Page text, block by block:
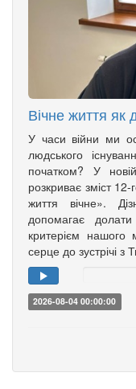
Вічне життя як
У часи війни ми
людського
початком? У
розкриває зміст
життя вічне».
допомагає
критерієм нашого
серце до зустрічі з
2026-08-04 00:00:00